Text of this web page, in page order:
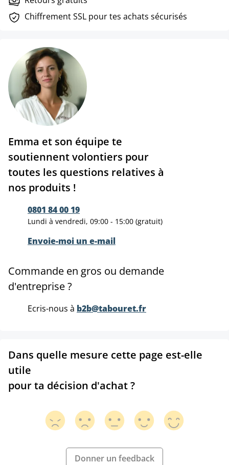
Chiffrement SSL pour tes achats sécurisés
Emma et son équipe te
soutiennent volontiers pour
toutes les questions relatives à
nos produits !
0801 84 00 19
Lundi à vendredi, 09:00 - 15:00 (gratuit)
Envoie-moi un e-mail
Commande en gros ou demande
d'entreprise ?
Ecris-nous à b2b@tabouret.fr
Dans quelle mesure cette page est-elle
utile
pour ta décision d'achat ?
Donner un feedback